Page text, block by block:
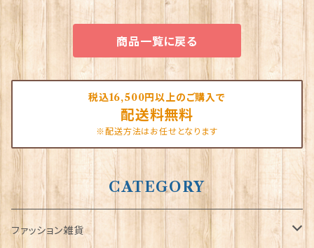
商品一覧に戻る
税込16,500円以上のご購入で
配送料無料
※配送方法はお任せとなります
CATEGORY
ファッション雑貨